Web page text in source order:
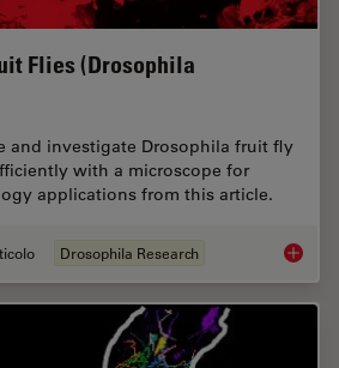
Flies (Drosophila
and investigate Drosophila fruit fly
with a microscope for
applications from this article.
Drosophila Research